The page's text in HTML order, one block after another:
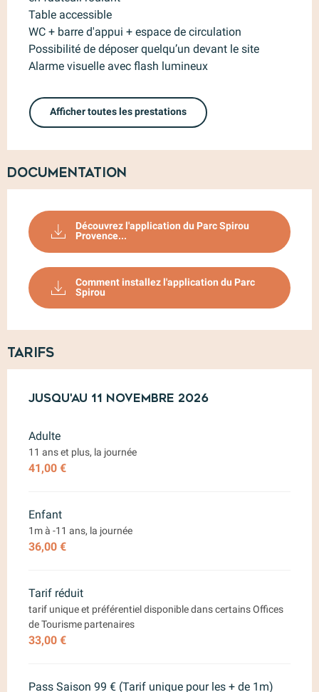
Table accessible
WC + barre d'appui + espace de circulation
Possibilité de déposer quelqu’un devant le site
Alarme visuelle avec flash lumineux
Afficher toutes les prestations
Documentation
Découvrez l'application du Parc Spirou
Provence...
Comment installez l'application du Parc
Spirou
Tarifs
Du4 avril 2026au11 novembre 2026
Jusqu'au 11 novembre 2026
Adulte
11 ans et plus, la journée
41,00 €
Enfant
1m à -11 ans, la journée
36,00 €
Tarif réduit
tarif unique et préférentiel disponible dans certains Offices
de Tourisme partenaires
33,00 €
Pass Saison 99 € (Tarif unique pour les + de 1m)